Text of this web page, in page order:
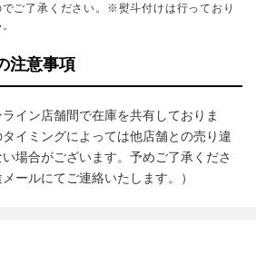
ご了承ください。※熨斗付けは行っており
注意事項
イン店舗間で在庫を共有しておりま
イミングによっては他店舗との売り違
場合がございます。予めご了承くださ
ールにてご連絡いたします。）